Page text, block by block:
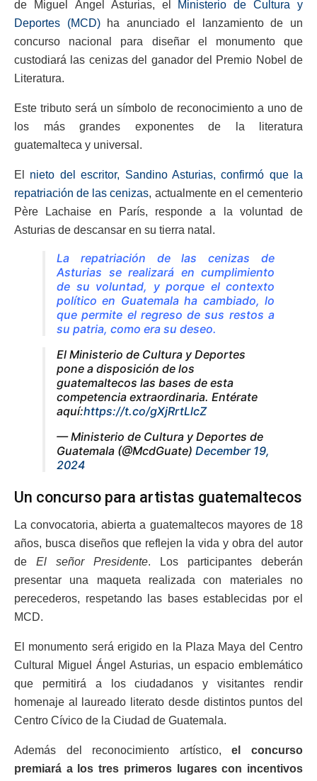
de Miguel Ángel Asturias, el Ministerio de Cultura y
Deportes (MCD)ha anunciado el lanzamiento de un
concurso nacional para diseñar el monumento que
custodiará las cenizas del ganador del Premio Nobel de
Literatura.
Este tributo será un símbolo de reconocimiento a uno de
los más grandes exponentes de la literatura
guatemalteca y universal.
El
nieto del escritor, Sandino Asturias, confirmó que la
repatriación de las cenizas, actualmente en el cementerio
Père Lachaise en París, responde a la voluntad de
Asturias de descansar en su tierra natal.
La repatriación de las cenizas de
Asturias se realizará en cumplimiento
de su voluntad, y porque el contexto
político en Guatemala ha cambiado, lo
que permite el regreso de sus restos a
su patria, como era su deseo.
El Ministerio de Cultura y Deportes
pone a disposición de los
guatemaltecos las bases de esta
competencia extraordinaria. Entérate
aquí:https://t.co/gXjRrtLlcZ
— Ministerio de Cultura y Deportes de
Guatemala (@McdGuate) December 19,
2024
Un concurso para artistas guatemaltecos
La convocatoria, abierta a guatemaltecos mayores de 18
años, busca diseños que reflejen la vida y obra del autor
de El señor Presidente. Los participantes deberán
presentar una maqueta realizada con materiales no
perecederos, respetando las bases establecidas por el
MCD.
El monumento será erigido en la Plaza Maya del Centro
Cultural Miguel Ángel Asturias, un espacio emblemático
que permitirá a los ciudadanos y visitantes rendir
homenaje al laureado literato desde distintos puntos del
Centro Cívico de la Ciudad de Guatemala.
Además del reconocimiento artístico, el concurso
premiará a los tres primeros lugares con incentivos